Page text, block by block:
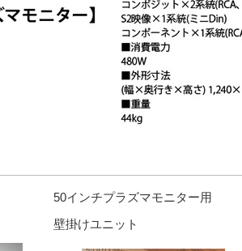
50インチプラズマモニター用
壁掛けユニット